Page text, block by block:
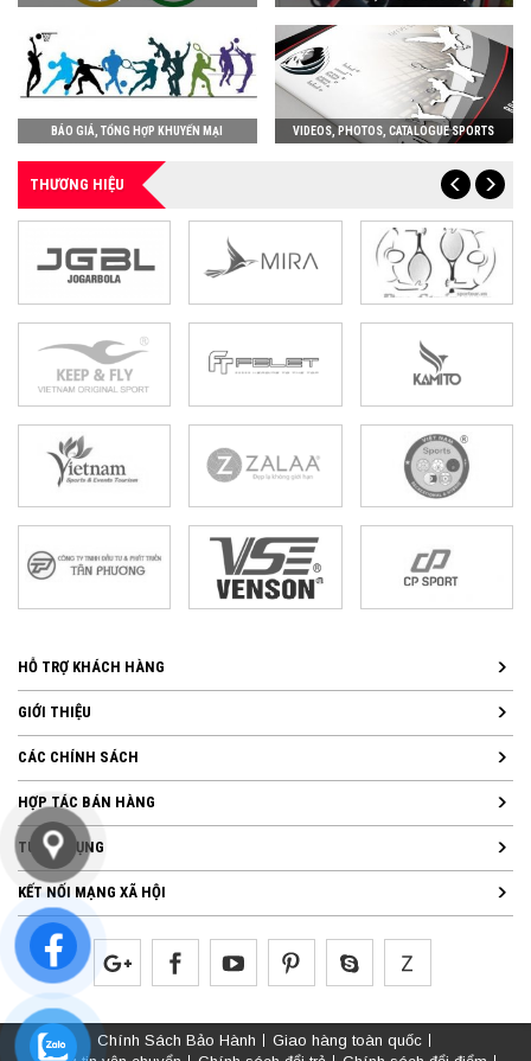
BÁO GIÁ, TỔNG HỢP KHUYẾN MẠI VIDEOS, PHOTOS, CATALOGUE SPORTS
THƯƠNG HIỆU
HỖ TRỢ KHÁCH HÀNG
GIỚI THIỆU
CÁC CHÍNH SÁCH
HỢP TÁC BÁN HÀNG
TUYỂN DỤNG
KẾT NỐI MẠNG XÃ HỘI
Chính Sách Bảo Hành
Giao hàng toàn quốc